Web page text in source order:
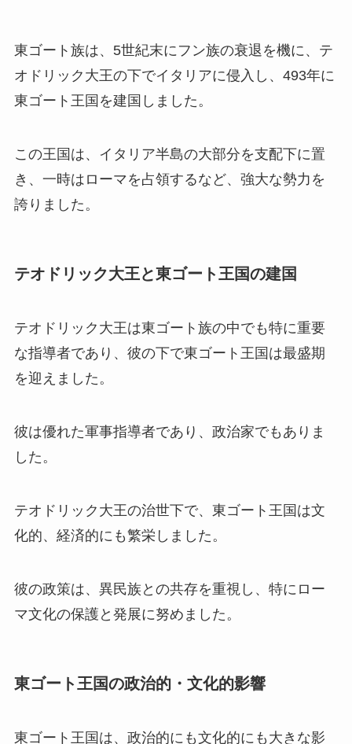
東ゴート族は、5世紀末にフン族の衰退を機に、テ
オドリック大王の下でイタリアに侵入し、493年に
東ゴート王国を建国しました。
この王国は、イタリア半島の大部分を支配下に置
き、一時はローマを占領するなど、強大な勢力を
誇りました。
テオドリック大王と東ゴート王国の建国
テオドリック大王は東ゴート族の中でも特に重要
な指導者であり、彼の下で東ゴート王国は最盛期
を迎えました。
彼は優れた軍事指導者であり、政治家でもありま
した。
テオドリック大王の治世下で、東ゴート王国は文
化的、経済的にも繁栄しました。
彼の政策は、異民族との共存を重視し、特にロー
マ文化の保護と発展に努めました。
東ゴート王国の政治的・文化的影響
東ゴート王国は、政治的にも文化的にも大きな影